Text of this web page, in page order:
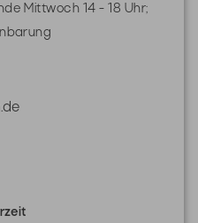
Mittwoch 14 - 18 Uhr;